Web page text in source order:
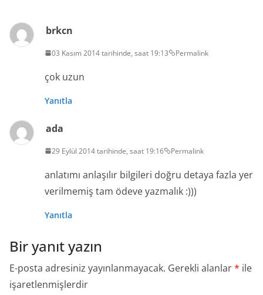
brkcn
03 Kasım 2014 tarihinde, saat 19:13 Permalink
çok uzun
Yanıtla
ada
29 Eylül 2014 tarihinde, saat 19:16 Permalink
anlatımı anlaşılır bilgileri doğru detaya fazla yer
verilmemiş tam ödeve yazmalık :)))
Yanıtla
Bir yanıt yazın
E-posta adresiniz yayınlanmayacak. Gerekli alanlar* ile
işaretlenmişlerdir